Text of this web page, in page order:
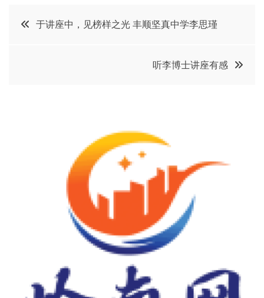
文
于讲座中，见榜样之光 丰顺坚真中学李思瑾
听李博士讲座有感